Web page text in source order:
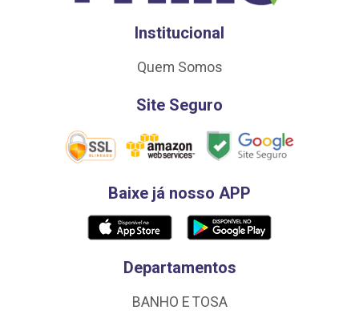
Institucional
Quem Somos
Site Seguro
Baixe já nosso APP
Departamentos
BANHO E TOSA